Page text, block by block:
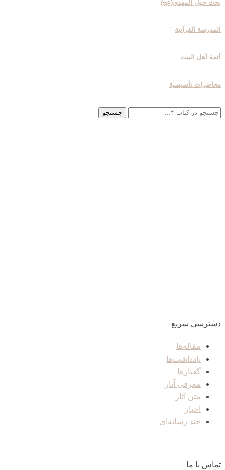
بحث حول المهدي(عج)
المدرسة القرآنیة
أئمة أهل البیت
محاضرات تأسیسیة
جستجو
جستجو
دسترسی سریع
مقاله‌ها
یادداشت‌ها
گفتارها
معرفی آثار
متن آثار
اخبار
چند رسانه‌ای
تماس با ما